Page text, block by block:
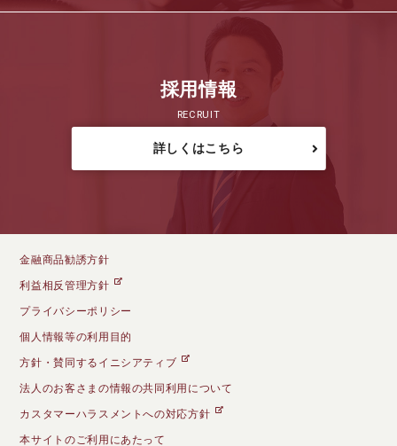
採用情報
RECRUIT
詳しくはこちら
金融商品勧誘方針
利益相反管理方針
プライバシーポリシー
個人情報等の利用目的
方針・賛同するイニシアティブ
法人のお客さまの情報の共同利用について
カスタマーハラスメントへの対応方針
本サイトのご利用にあたって